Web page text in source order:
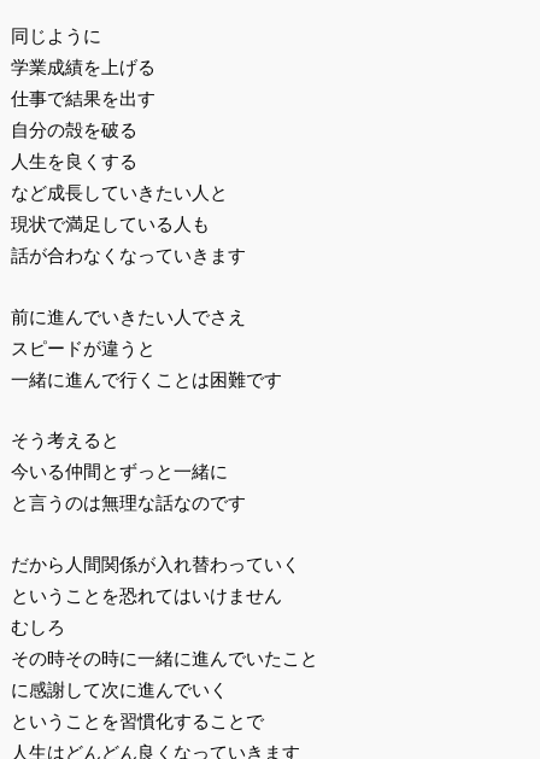
同じように
学業成績を上げる
仕事で結果を出す
自分の殻を破る
人生を良くする
など成長していきたい人と
現状で満足している人も
話が合わなくなっていきます
前に進んでいきたい人でさえ
スピードが違うと
一緒に進んで行くことは困難です
そう考えると
今いる仲間とずっと一緒に
と言うのは無理な話なのです
だから人間関係が入れ替わっていく
ということを恐れてはいけません
むしろ
その時その時に一緒に進んでいたこと
に感謝して次に進んでいく
ということを習慣化することで
人生はどんどん良くなっていきます